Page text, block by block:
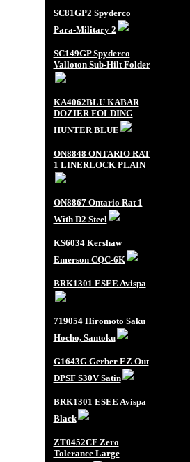
SC81GP2 Spyderco
Para-Military 2
SC149GP Spyderco
Valloton Sub-Hilt Folder
KA4062BLU KABAR
DOZIER FOLDING
HUNTER BLUE
ON8848 ONTARIO RAT
1 LINERLOCK PLAIN
ON8867 Ontario Rat 1
With D2 Steel
KS6034 Kershaw
Emerson CQC-6K
BRK1301 ESEE Avispa
719054 Hiromoto Saku
Hocho, Santoku
G1643G Gerber EZ Out
DPSF S30V Satin
BRK1301 ESEE Avispa
Black
ZT0452CF Zero
Tolerance Large